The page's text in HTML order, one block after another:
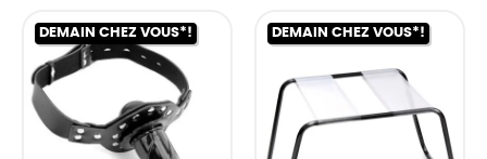
DEMAIN CHEZ VOUS*! DEMAIN CHEZ VOUS*!